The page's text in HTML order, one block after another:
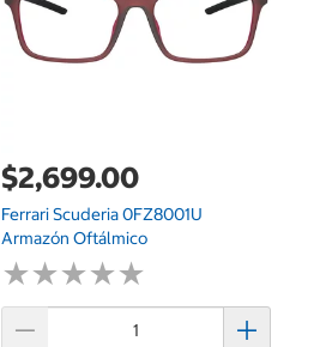
$2,699.00
Ferrari Scuderia 0FZ8001U
Armazón Oftálmico
★★★★★
★★★★★